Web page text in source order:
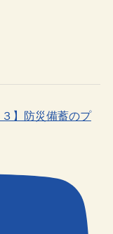
】防災備蓄のプ